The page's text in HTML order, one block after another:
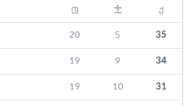
თ ± ქ
20 5 35
19 9 34
19 10 31